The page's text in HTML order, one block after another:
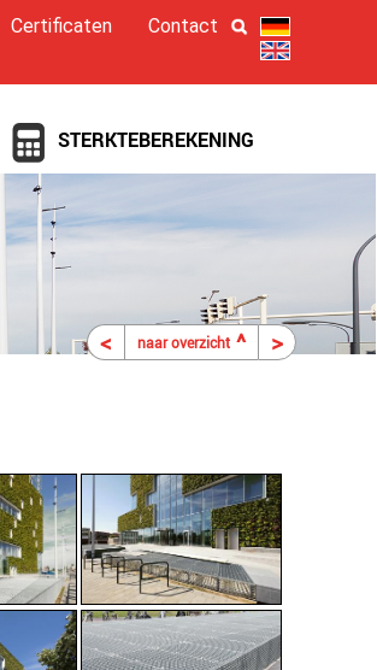
Certificaten Contact
STERKTEBEREKENING
< naar overzicht^ >